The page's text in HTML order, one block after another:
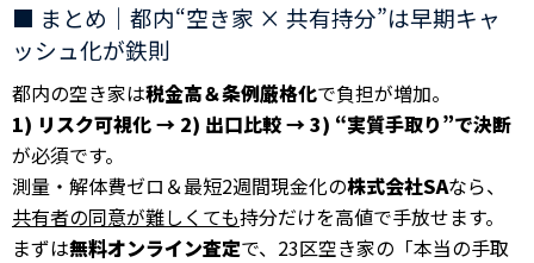
■ まとめ｜都内“空き家 × 共有持分”は早期キャ
ッシュ化が鉄則
都内の空き家は税金高＆条例厳格化で負担が増加。
1) リスク可視化 → 2) 出口比較 → 3) “実質手取り”で決断
が必須です。
測量・解体費ゼロ＆最短2週間現金化の株式会社SAなら、
共有者の同意が難しくても持分だけを高値で手放せます。
まずは無料オンライン査定で、23区空き家の「本当の手取